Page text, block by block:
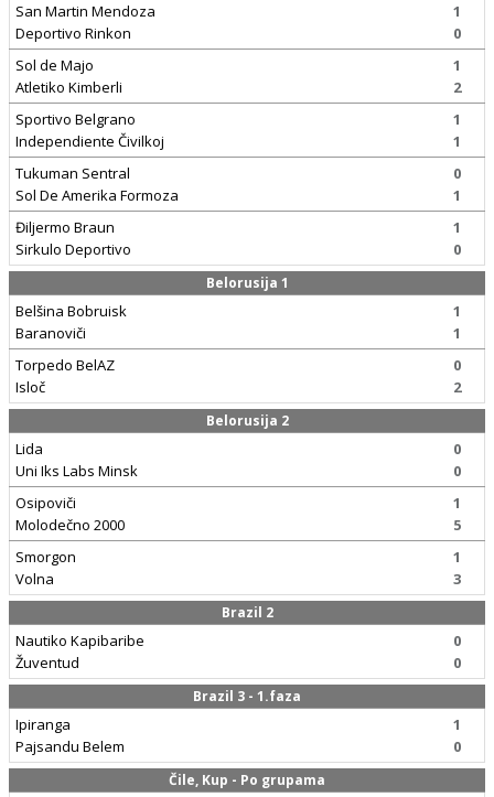
San Martin Mendoza
Deportivo Rinkon
1
0
Sol de Majo
Atletiko Kimberli
1
2
Sportivo Belgrano
Independiente Čivilkoj
1
1
Tukuman Sentral
Sol De Amerika Formoza
0
1
Điljermo Braun
Sirkulo Deportivo
1
0
Belorusija 1
Belšina Bobruisk
Baranoviči
1
1
Torpedo BelAZ
Isloč
0
2
Belorusija 2
Lida
Uni Iks Labs Minsk
0
0
Osipoviči
Molodečno 2000
1
5
Smorgon
Volna
1
3
Brazil 2
Nautiko Kapibaribe
Žuventud
0
0
Brazil 3 - 1.faza
Ipiranga
Pajsandu Belem
1
0
Čile, Kup - Po grupama